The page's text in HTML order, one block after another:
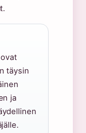
täysin
ja